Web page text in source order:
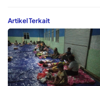
Artikel Terkait